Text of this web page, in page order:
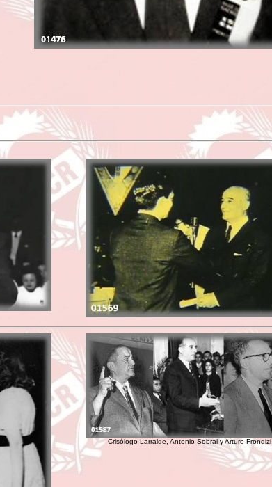
Crisólogo Larralde, Antonio Sobral y Arturo Frondizi